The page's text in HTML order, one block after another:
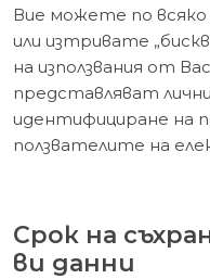
Вие можете по
или изтривате
на използвания от
представляват
идентифициране на
ползвателите на
Срок на
ви данни